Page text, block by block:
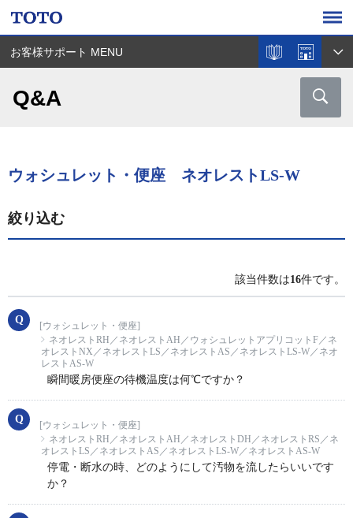
お客様サポート MENU
Q&A
ウォシュレット・便座 ネオレストLS-W
絞り込む
該当件数は16件です。
[ウォシュレット・便座]
ネオレストRH／ネオレストAH／ウォシュレットアプリコットF／ネ
オレストNX／ネオレストLS／ネオレストAS／ネオレストLS-W／ネオ
レストAS-W
瞬間暖房便座の待機温度は何℃ですか？
[ウォシュレット・便座]
ネオレストRH／ネオレストAH／ネオレストDH／ネオレストRS／ネ
オレストLS／ネオレストAS／ネオレストLS-W／ネオレストAS-W
停電・断水の時、どのようにして汚物を流したらいいです
か？